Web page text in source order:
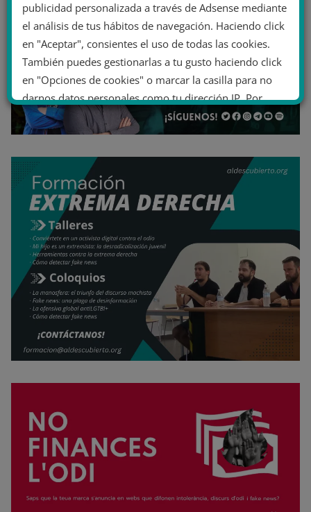
publicidad personalizada a través de Adsense mediante
el análisis de tus hábitos de navegación. Haciendo click
en "Aceptar", consientes el uso de todas las cookies.
También puedes gestionarlas a tu gusto haciendo click
en "Opciones de cookies" o marcar la casilla para no
darnos datos personales como tu dirección IP. Por
último, puedes leer nuestra Política de cookies.
No dar mi información personal
Opciones de cookies Aceptar cookies
Rechazar cookies Política de cookies